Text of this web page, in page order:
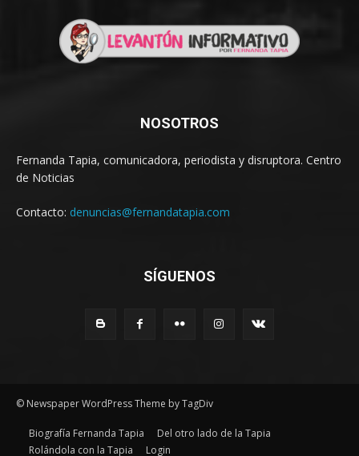
NOSOTROS
Fernanda Tapia, comunicadora, periodista y disruptora. Centro
de Noticias
Contacto: denuncias@fernandatapia.com
SÍGUENOS
© Newspaper WordPress Theme by TagDiv
Biografía Fernanda Tapia
Del otro lado de la Tapia
Rolándola con la Tapia
Login